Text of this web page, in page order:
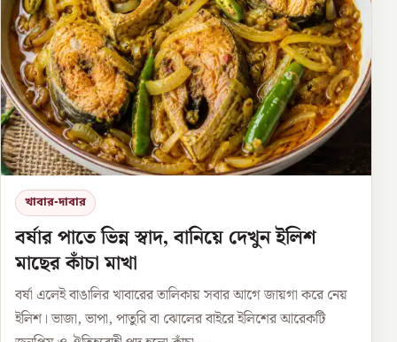
খাবার-দাবার
বর্ষার পাতে ভিন্ন স্বাদ, বানিয়ে দেখুন ইলিশ
মাছের কাঁচা মাখা
বর্ষা এলেই বাঙালির খাবারের তালিকায় সবার আগে জায়গা করে নেয়
ইলিশ। ভাজা, ভাপা, পাতুরি বা ঝোলের বাইরে ইলিশের আরেকটি